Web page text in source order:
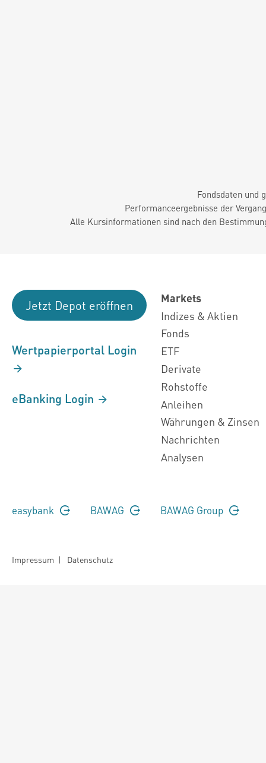
Fondsdaten und
Performanceergebnisse der
Alle Kursinformationen sind nach den
Jetzt Depot eröffnen
Wertpapierportal Login
eBanking Login
Markets
Indizes & Aktien
Fonds
ETF
Derivate
Rohstoffe
Anleihen
Währungen & Zinsen
Nachrichten
Analysen
easybank BAWAG BAWAG Group
Impressum | Datenschutz